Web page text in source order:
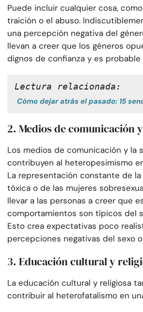
Puede incluir cualquier cosa,
traición o el abuso.
una percepción negativa del
llevan a creer que los géneros
dignos de confianza y es
Lectura relacionada:
Cómo dejar atrás el pasado: 15
2. Medios de comunicación
Los medios de comunicación y la
contribuyen al heteropesimismo
La representación constante de
tóxica o de las mujeres
llevar a las personas a creer que
comportamientos son típicos del
Esto crea expectativas poco
percepciones negativas del sexo
3. Educación cultural y
La educación cultural y religiosa
contribuir al heterofatalismo en